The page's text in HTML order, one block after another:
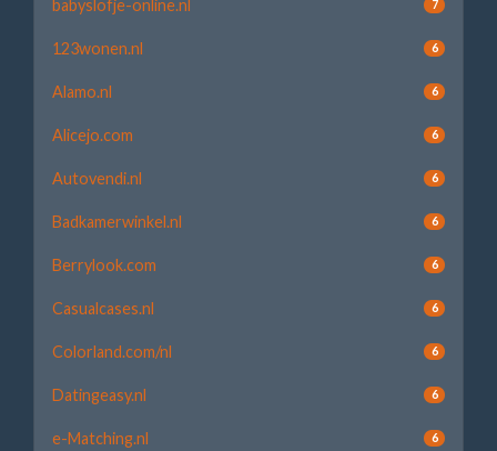
babyslofje-online.nl 7
123wonen.nl 6
Alamo.nl 6
Alicejo.com 6
Autovendi.nl 6
Badkamerwinkel.nl 6
Berrylook.com 6
Casualcases.nl 6
Colorland.com/nl 6
Datingeasy.nl 6
e-Matching.nl 6